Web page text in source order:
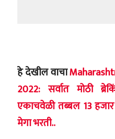
हे देखील वाचा
2022: सर्वात मोठी
एकाचवेळी तब्बल 13
मेगा भरती..